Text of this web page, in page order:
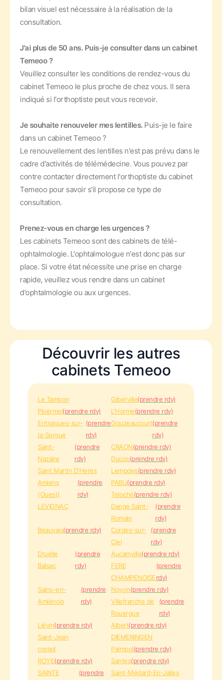
bilan visuel est nécessaire à la réalisation de la
consultation.
J'ai plus de 50 ans. Puis-je consulter dans un cabinet
Temeoo ?
Veuillez consulter les conditions de rendez-vous du
cabinet Temeoo le plus proche de chez vous. Il sera
indiqué si l'orthoptiste peut vous recevoir.
Je souhaite renouveler mes lentilles. Puis-je le faire
dans un cabinet Temeoo ?
Le renouvellement des lentilles n'est pas prévu dans le
cadre d'activités de télémédecine. Vous pouvez par
contre contacter directement l'orthoptiste du cabinet
Temeoo pour savoir s'il propose ce type de
consultation.
Prenez-vous en charge les urgences ?
Les cabinets Temeoo sont des cabinets de télé-
ophtalmologie. L'ophtalmologue n'est donc pas sur
place. Si votre état nécessite une prise en charge
rapide, veuillez vous rendre dans un cabinet
d'ophtalmologie ou aux urgences.
Découvrir les autres
cabinets Temeoo
Le Tampon Giberville(prendre rdv)
Ploërmel(prendre rdv) L'Horme(prendre rdv)
Entraigues-sur-
la-Sorgue
(prendre
rdv)
Gouzeaucourt(prendre
rdv)
Saint-
Nazaire
(prendre
rdv)
CRAON(prendre rdv)
Ducos(prendre rdv)
Saint Martin D'Heres
Lempdes(prendre rdv)
Amiens
(Ouest)
(prendre
rdv)
PABU(prendre rdv)
Teloché(prendre rdv)
LEVIGNAC
Dange Saint-
Romain
(prendre
rdv)
Beauvais(prendre rdv)
Cordes-sur-
Ciel
(prendre
rdv)
Druelle
Balsac
(prendre
rdv)
Aucamville(prendre rdv)
FERE
CHAMPENOISE
(prendre
rdv)
Sains-en-
Amiénois
(prendre
rdv)
Noyon(prendre rdv)
Villefranche de
Rouergue
(prendre
rdv)
Liévin(prendre rdv) Albert(prendre rdv)
Saint-Jean
DIEMERINGEN
creteil
Paimpol(prendre rdv)
ROYE(prendre rdv) Santes(prendre rdv)
SAINTE
(prendre
Saint-Médard-En-Jalles